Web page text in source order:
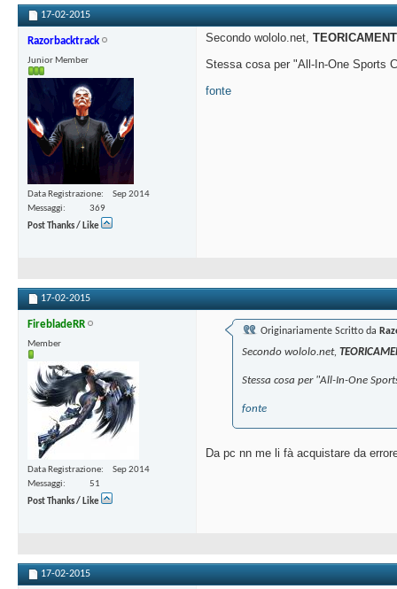
17-02-2015
Razorbacktrack
Junior Member
Data Registrazione
Sep 2014
Messaggi
369
Post Thanks / Like
Secondo wololo.net,
Stessa cosa per "All-In-One Sports
fonte
17-02-2015
FirebladeRR
Member
Data Registrazione
Sep 2014
Messaggi
51
Post Thanks / Like
Originariamente Scritto da
Secondo wololo.net,
Stessa cosa per "All-In-One
fonte
Da pc nn me li fà acquistare da
17-02-2015